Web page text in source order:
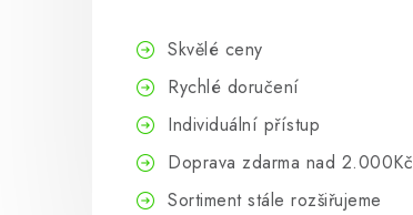
Skvělé ceny
Rychlé doručení
Individuální přístup
Doprava zdarma nad 2.000Kč
Sortiment stále rozšiřujeme